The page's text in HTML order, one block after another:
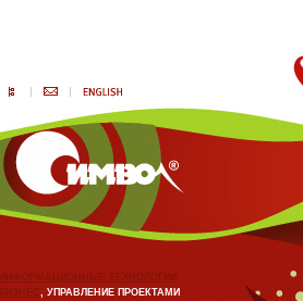
ИНФОРМАЦИОННЫЕ ТЕХНОЛОГИИ
БИЗНЕС, УПРАВЛЕНИЕ ПРОЕКТАМИ